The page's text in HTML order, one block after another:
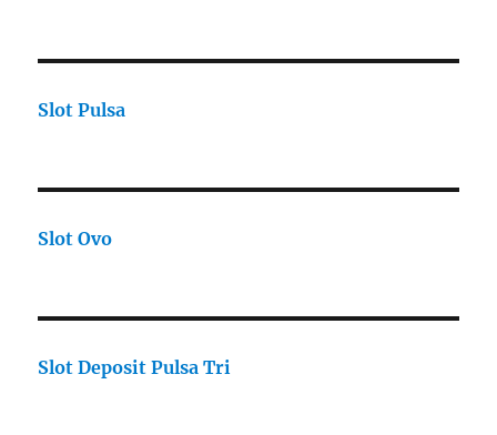
Slot Pulsa
Slot Ovo
Slot Deposit Pulsa Tri